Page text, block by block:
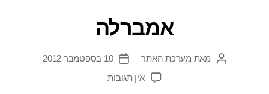
אמברלה
המחבר
מאת מערכת האתר
תאריך
10 בספטמבר 2012
אין תגובותעל